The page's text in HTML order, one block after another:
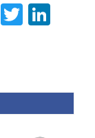
Facebook
Twitter